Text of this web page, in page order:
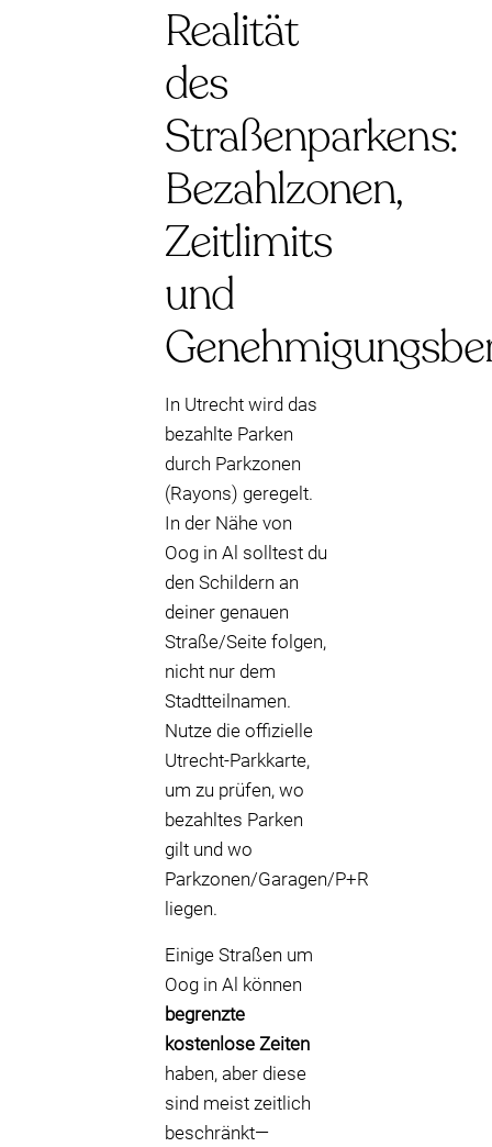
Realität
des
Straßenparkens:
Bezahlzonen,
Zeitlimits
und
In Utrecht wird das
bezahlte Parken
durch Parkzonen
(Rayons) geregelt.
In der Nähe von
Oog in Al solltest du
den Schildern an
deiner genauen
Straße/Seite folgen,
nicht nur dem
Stadtteilnamen.
Nutze die offizielle
Utrecht-Parkkarte,
um zu prüfen, wo
bezahltes Parken
gilt und wo
Parkzonen/Garagen/P+R
liegen.
Einige Straßen um
Oog in Al können
begrenzte
kostenlose Zeiten
haben, aber diese
sind meist zeitlich
beschränkt—